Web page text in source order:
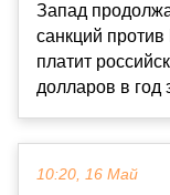
Запад
санкций
платит
долларов в год
10:20, 16 Май